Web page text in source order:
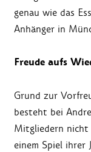
genau wie das
Anhänger in
Freude aufs
Grund zur
besteht bei
Mitgliedern nicht
einem Spiel ihrer